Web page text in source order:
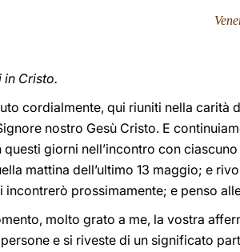
Cristo.
cordialmente, qui riuniti nella carità
nostro Gesù Cristo. E
questi giorni nell’incontro con
mattina dell’ultimo 13 maggio; e
incontrerò prossimamente; e penso
molto grato a me, la vostra
e si riveste di un significato